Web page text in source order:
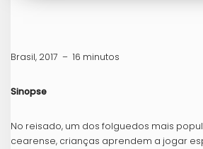
Brasil, 2017 – 16 minutos
Sinopse
No reisado, um dos folguedos mais
cearense, crianças aprendem a jogar